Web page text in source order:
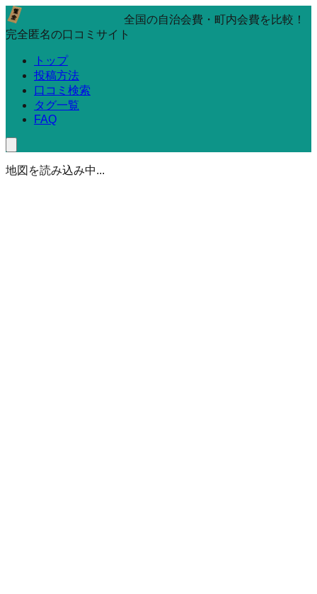
全国の自治会費・町内会費を比較！
完全匿名の口コミサイト
トップ
投稿方法
口コミ検索
タグ一覧
FAQ
地図を読み込み中...